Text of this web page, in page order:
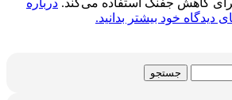
کاهش جفنگ استفاده می‌کند. درباره
دیدگاه خود بیشتر بدانید.
جستجو